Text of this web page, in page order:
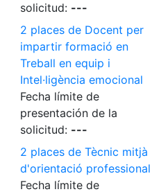
solicitud: ---
2 places de Docent per
impartir formació en
Treball en equip i
Intel·ligència emocional
Fecha límite de
presentación de la
solicitud: ---
2 places de Tècnic mitjà
d'orientació professional
Fecha límite de